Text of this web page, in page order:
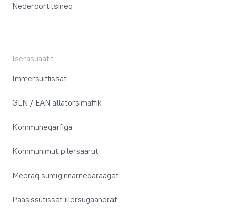
Neqeroortitsineq
Iserasuaatit
Immersuiffissat
GLN / EAN allatorsimaffik
Kommuneqarfiga
Kommunimut pilersaarut
Meeraq sumiginnarneqaraagat
Paasissutissat illersugaanerat